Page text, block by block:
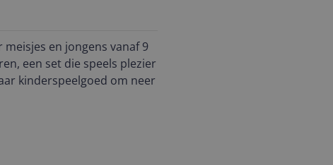
en jongens vanaf 9
een set die speels plezier
kinderspeelgoed om neer